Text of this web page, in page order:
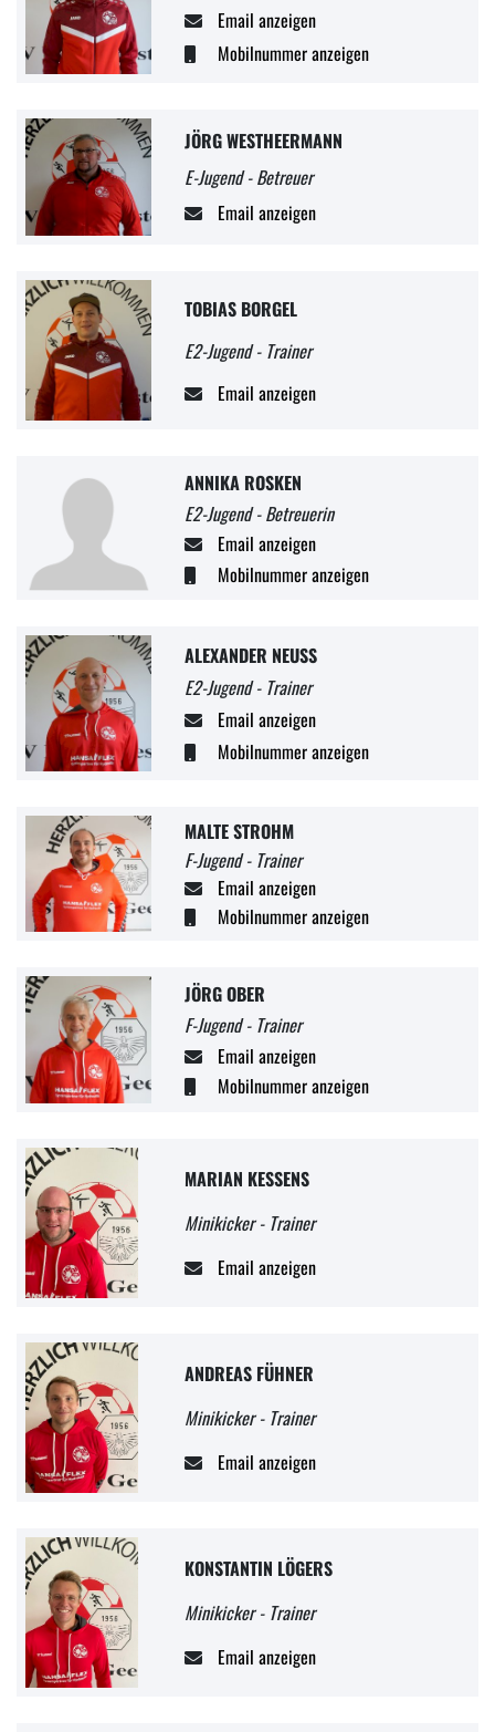
Email anzeigen
Mobilnummer anzeigen
JÖRG WESTHEERMANN
E-Jugend - Betreuer
Email anzeigen
TOBIAS BORGEL
E2-Jugend - Trainer
Email anzeigen
ANNIKA ROSKEN
E2-Jugend - Betreuerin
Email anzeigen
Mobilnummer anzeigen
ALEXANDER NEUSS
E2-Jugend - Trainer
Email anzeigen
Mobilnummer anzeigen
MALTE STROHM
F-Jugend - Trainer
Email anzeigen
Mobilnummer anzeigen
JÖRG OBER
F-Jugend - Trainer
Email anzeigen
Mobilnummer anzeigen
MARIAN KESSENS
Minikicker - Trainer
Email anzeigen
ANDREAS FÜHNER
Minikicker - Trainer
Email anzeigen
KONSTANTIN LÖGERS
Minikicker - Trainer
Email anzeigen